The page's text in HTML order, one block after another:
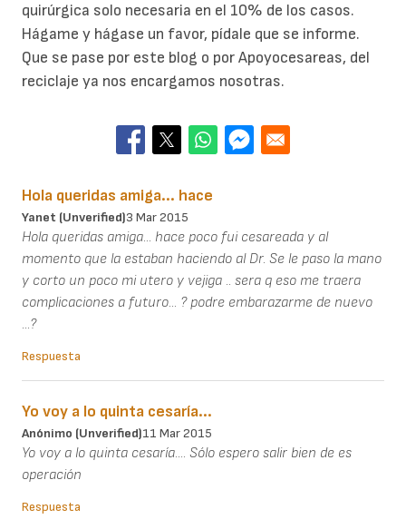
quirúrgica solo necesaria en el 10% de los casos.
Hágame y hágase un favor, pídale que se informe.
Que se pase por este blog o por Apoyocesareas, del
reciclaje ya nos encargamos nosotras.
Hola queridas amiga... hace
Yanet (unverified)3 Mar 2015
Hola queridas amiga... hace poco fui cesareada y al
momento que la estaban haciendo al Dr. Se le paso la mano
y corto un poco mi utero y vejiga .. sera q eso me traera
complicaciones a futuro... ? podre embarazarme de nuevo
...?
Respuesta
Yo voy a lo quinta cesaría...
Anónimo (unverified)11 Mar 2015
Yo voy a lo quinta cesaría.... Sólo espero salir bien de es
operación
Respuesta